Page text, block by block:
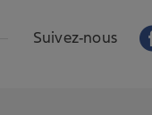
Suivez-nous